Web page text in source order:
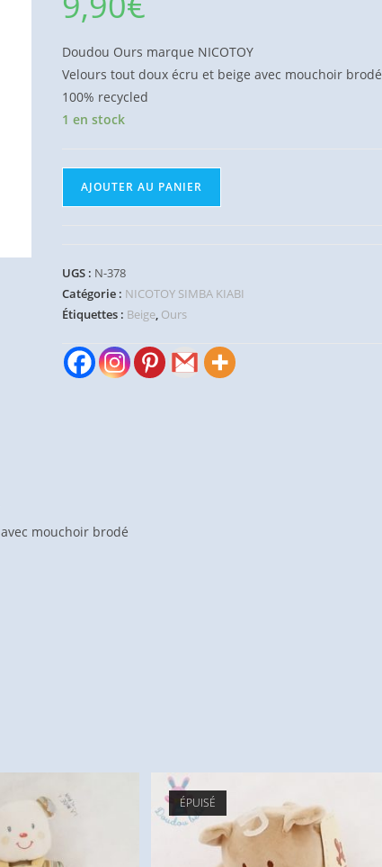
Doudou Ours marque NICOTOY
Velours tout doux écru et beige avec mouchoir brodé
100% recycled
1 en stock
beige
écru
mouchoir
recycled
NICOTOY
AJOUTER AU PANIER
UGS : N-378
Catégorie : NICOTOY SIMBA KIABI
Étiquettes : Beige, Ours
mouchoir brodé
ÉPUISÉ